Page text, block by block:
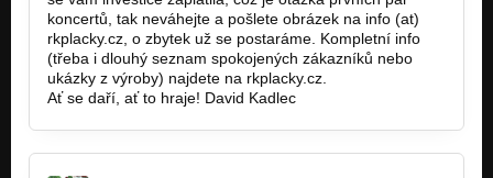
koncertů, tak neváhejte a pošlete obrázek na info (at)
rkplacky.cz, o zbytek už se postaráme. Kompletní info
(třeba i dlouhý seznam spokojených zákazníků nebo
ukázky z výroby) najdete na rkplacky.cz.
Ať se daří, ať to hraje! David Kadlec